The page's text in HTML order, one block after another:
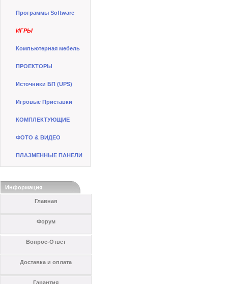
Программы Software
ИГРЫ
Компьютерная мебель
ПРОЕКТОРЫ
Источники БП (UPS)
Игровые Приставки
КОМПЛЕКТУЮЩИЕ
ФОТО & ВИДЕО
ПЛАЗМЕННЫЕ ПАНЕЛИ
Информация
Главная
Форум
Вопрос-Ответ
Доставка и оплата
Гарантия